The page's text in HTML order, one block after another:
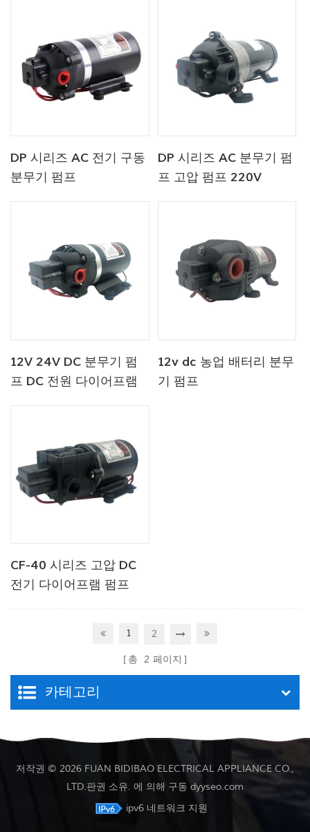
DP 시리즈 AC 전기 구동
분무기 펌프
DP 시리즈 AC 분무기 펌
프 고압 펌프 220V
12V 24V DC 분무기 펌
프 DC 전원 다이어프램
12v dc 농업 배터리 분무
기 펌프
CF-40 시리즈 고압 DC
전기 다이어프램 펌프
1 2
총 2 페이지
카테고리
저작권 © 2026 FUAN BIDIBAO ELECTRICAL APPLIANCE CO.,
LTD.판권 소유. 에 의해 구동 dyyseo.com
ipv6 네트워크 지원